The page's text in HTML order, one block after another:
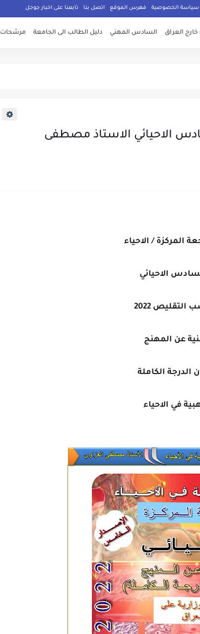
سياسة الخصوصية فهرس الموقع اتصل بنا تابعنا على اخبار جوجل
خارج العراق السادس المهني دليل الطالب الى الجامعة مرشحات 2022
الاحيائي الاستاذ مصطفى
المركزة / الاحياء
الاحيائي
2022
عن المهنج
الدرجة الكاملة
في الاحياء